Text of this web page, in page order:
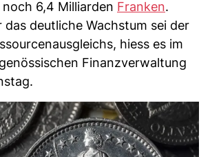
6,4 Milliarden Franken.
deutliche Wachstum sei der
hiess es im
Finanzverwaltung